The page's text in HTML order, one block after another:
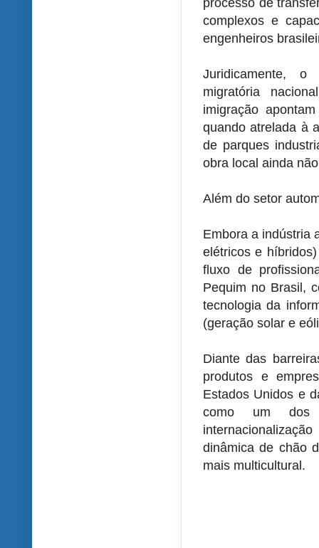
complexos e
engenheiros
Juridicamente,
migratória
imigração
quando atrelada à
de parques
obra local ainda
Além do setor
Embora a indústria
elétricos e
fluxo de
Pequim no Brasil,
tecnologia da
(geração solar e
Diante das
produtos e
Estados Unidos e
como um dos
dinâmica de chão
mais multicultural.